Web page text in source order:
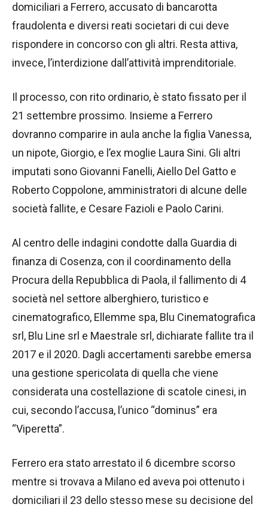
domiciliari a Ferrero, accusato di bancarotta
fraudolenta e diversi reati societari di cui deve
rispondere in concorso con gli altri. Resta attiva,
invece, l’interdizione dall’attività imprenditoriale.
Il processo, con rito ordinario, è stato fissato per il
21 settembre prossimo. Insieme a Ferrero
dovranno comparire in aula anche la figlia Vanessa,
un nipote, Giorgio, e l’ex moglie Laura Sini. Gli altri
imputati sono Giovanni Fanelli, Aiello Del Gatto e
Roberto Coppolone, amministratori di alcune delle
società fallite, e Cesare Fazioli e Paolo Carini.
Al centro delle indagini condotte dalla Guardia di
finanza di Cosenza, con il coordinamento della
Procura della Repubblica di Paola, il fallimento di 4
società nel settore alberghiero, turistico e
cinematografico, Ellemme spa, Blu Cinematografica
srl, Blu Line srl e Maestrale srl, dichiarate fallite tra il
2017 e il 2020. Dagli accertamenti sarebbe emersa
una gestione spericolata di quella che viene
considerata una costellazione di scatole cinesi, in
cui, secondo l’accusa, l’unico “dominus” era
“Viperetta”.
Ferrero era stato arrestato il 6 dicembre scorso
mentre si trovava a Milano ed aveva poi ottenuto i
domiciliari il 23 dello stesso mese su decisione del